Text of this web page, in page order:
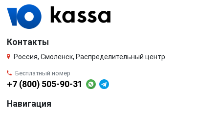
Контакты
Россия, Смоленск, Распределительный центр
Бесплатный номер
+7 (800) 505-90-31
Навигация